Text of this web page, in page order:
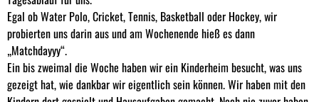
Egal ob Water Polo, Cricket, Tennis, Basketball oder Hockey, wir
probierten uns darin aus und am Wochenende hieß es dann
„Matchdayyy“.
Ein bis zweimal die Woche haben wir ein Kinderheim besucht, was uns
gezeigt hat, wie dankbar wir eigentlich sein können. Wir haben mit den